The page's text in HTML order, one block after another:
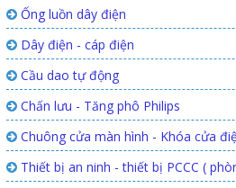
Ống luồn dây điện
Dây điện - cáp điện
Cầu dao tự động
Chấn lưu - Tăng phô Philips
Chuông cửa màn hình - Khóa cửa
Thiết bị an ninh - thiết bị PCCC (